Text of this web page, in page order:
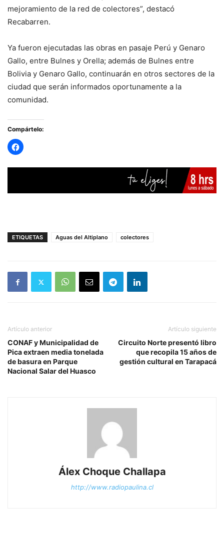
mejoramiento de la red de colectores”, destacó
Recabarren.
Ya fueron ejecutadas las obras en pasaje Perú y Genaro
Gallo, entre Bulnes y Orella; además de Bulnes entre
Bolivia y Genaro Gallo, continuarán en otros sectores de la
ciudad que serán informados oportunamente a la
comunidad.
Compártelo:
ETIQUETAS Aguas del Altiplano colectores
Artículo anterior
CONAF y Municipalidad de
Pica extraen media tonelada
de basura en Parque
Nacional Salar del Huasco
Artículo siguiente
Circuito Norte presentó libro
que recopila 15 años de
gestión cultural en Tarapacá
Álex Choque Challapa
http://www.radiopaulina.cl